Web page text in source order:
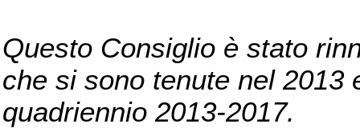
Questo Consiglio è stato
che si sono tenute nel 2013
quadriennio 2013-2017.